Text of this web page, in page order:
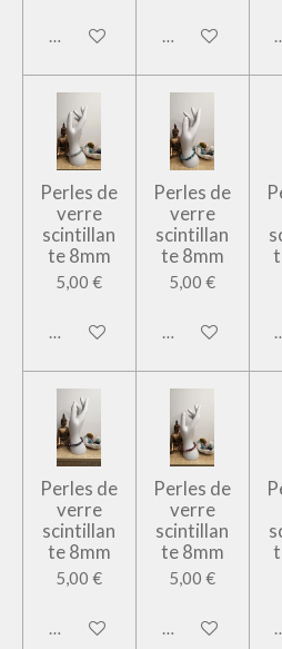
Ajouter au panierAjouter au
Perles de
verre
scintillan
te 8mm
5,00 €
Ajouter au panier
Perles de
verre
scintillan
te 8mm
5,00 €
Ajouter au
Perles de
verre
scintillan
te 8mm
5,00 €
Ajouter au panier
Perles de
verre
scintillan
te 8mm
5,00 €
Ajouter au